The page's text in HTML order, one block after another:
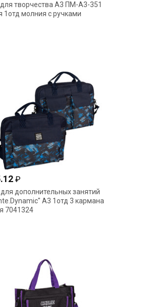
творчества А3 ПМ-А3-351
1отд молния с ручками
₽
дополнительных занятий
А3 1отд 3 кармана
7041324